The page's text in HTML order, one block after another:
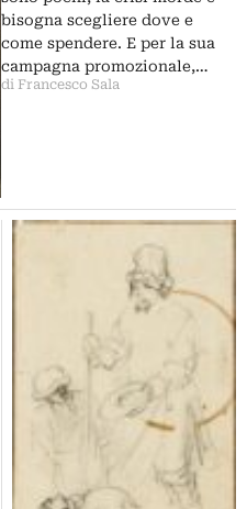
acquisti; perché spendere
denaro in arte è meglio della
psicanalisi
bisogna scegliere dove e
come spendere. E per la sua
campagna promozionale,…
di Francesco Sala